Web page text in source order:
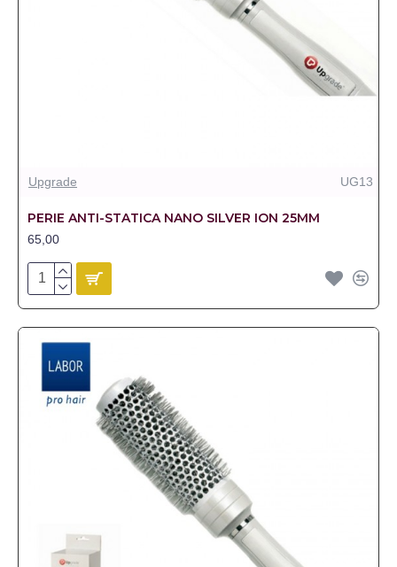
Upgrade UG13
PERIE ANTI-STATICA NANO SILVER ION 25MM
65,00